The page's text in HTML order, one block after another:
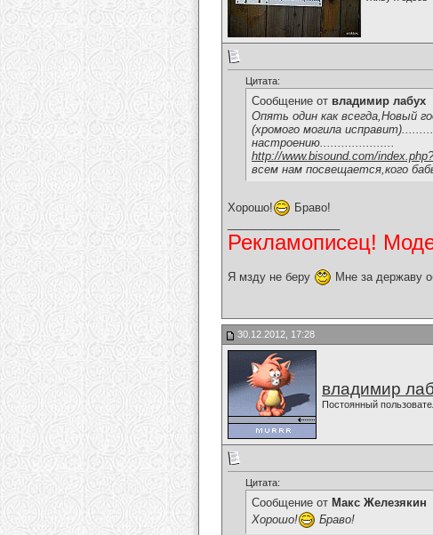
Цитата:
Сообщение от владимир лабух
Опять один как всегда,Новый
(хромого могила
настроению.....................
http://www.bisound.com/
всем нам посвещается,кого
Хорошо!
Браво!
Рекламописец!
Я мзду не беру Мне за державу
30.12.2012, 17:28
владимир
Постоянный
Цитата:
Сообщение от Макс Железякин
Хорошо!
Браво!